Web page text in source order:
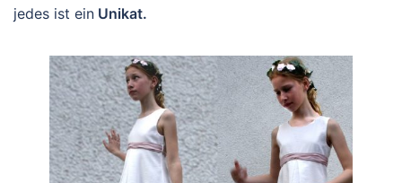
jedes ist ein Unikat.